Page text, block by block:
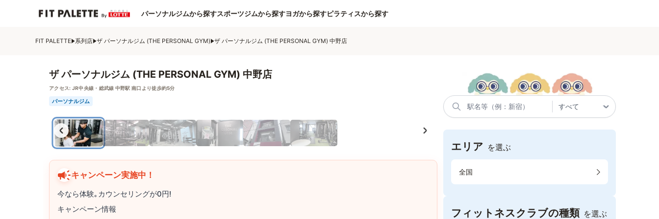
パーソナルジムから探すスポーツジムから探すヨガから探すピラティスから探す
FIT PALETTE 系列店 ザ パーソナルジム (THE PERSONAL GYM) ザ パーソナルジム (THE PERSONAL GYM) 中野店
ザ パーソナルジム (THE PERSONAL GYM) 中野店
アクセス: JR中央線・総武線 中野駅 南口より徒歩約5分
パーソナルジム
キャンペーン実施中！
今なら体験｡カウンセリングが0円!
キャンペーン情報
エリア を選ぶ
全国
フィットネスクラブの種類 を選ぶ